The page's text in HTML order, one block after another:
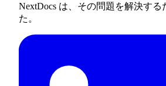
NextDocs は、その問題を解決する
た。